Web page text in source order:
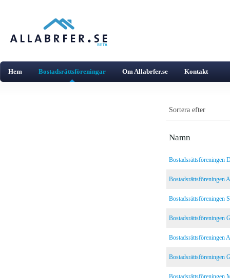
Hem Bostadsrättsföreningar Om Allabrfer.se Kontakt
Sortera efter
Namn
Bostadsrättsföreningen
Bostadsrättsföreningen
Bostadsrättsföreningen
Bostadsrättsföreningen
Bostadsrättsföreningen
Bostadsrättsföreningen
Bostadsrättsföreningen